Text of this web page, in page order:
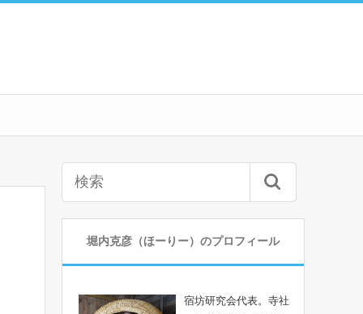
堀内克彦（ほーりー）のプロフィール
宿坊研究会代表。寺社